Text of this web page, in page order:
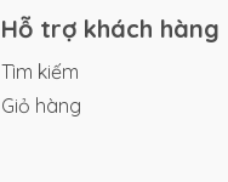
Hỗ trợ khách hàng
Tìm kiếm
Giỏ hàng